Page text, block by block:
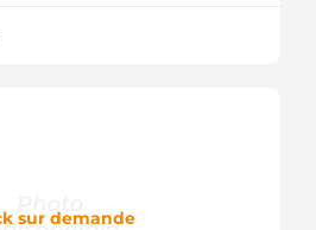
sur demande